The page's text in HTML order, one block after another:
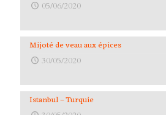
05/06/2020
Mijoté de veau aux épices
30/05/2020
Istanbul – Turquie